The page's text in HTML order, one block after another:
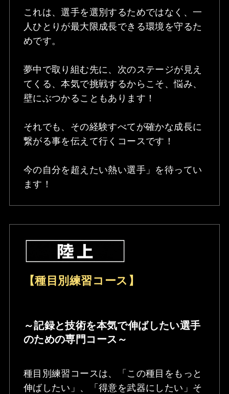
これは、選手を選別するためではなく、一
人ひとりが最大限成長できる環境を守るた
めです。
夢中で取り組む先に、次のステージが見え
てくる、本気で挑戦するからこそ、悩み、
壁にぶつかることもあります！
それでも、その経験すべてが確かな成長に
繋がる事を伝えて行くコースです！
今の自分を超えたい熱い選手」を待ってい
ます！
【種目別練習コース】
～記録と技術を本気で伸ばしたい選手
のための専門コース～
種目別練習コースは、「この種目をもっと
伸ばしたい」、「得意を武器にしたい」そ